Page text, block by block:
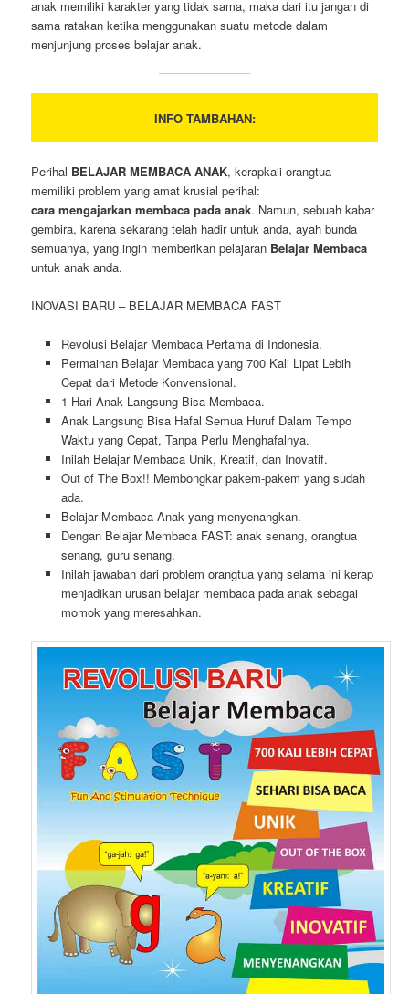
anak memiliki karakter yang tidak sama, maka dari itu jangan di
sama ratakan ketika menggunakan suatu metode dalam
menjunjung proses belajar anak.
INFO TAMBAHAN:
Perihal BELAJAR MEMBACA ANAK, kerapkali orangtua
memiliki problem yang amat krusial perihal:
cara mengajarkan membaca pada anak. Namun, sebuah kabar
gembira, karena sekarang telah hadir untuk anda, ayah bunda
semuanya, yang ingin memberikan pelajaran Belajar Membaca
untuk anak anda.
INOVASI BARU – BELAJAR MEMBACA FAST
Revolusi Belajar Membaca Pertama di Indonesia.
Permainan Belajar Membaca yang 700 Kali Lipat Lebih
Cepat dari Metode Konvensional.
1 Hari Anak Langsung Bisa Membaca.
Anak Langsung Bisa Hafal Semua Huruf Dalam Tempo
Waktu yang Cepat, Tanpa Perlu Menghafalnya.
Inilah Belajar Membaca Unik, Kreatif, dan Inovatif.
Out of The Box!! Membongkar pakem-pakem yang sudah
ada.
Belajar Membaca Anak yang menyenangkan.
Dengan Belajar Membaca FAST: anak senang, orangtua
senang, guru senang.
Inilah jawaban dari problem orangtua yang selama ini kerap
menjadikan urusan belajar membaca pada anak sebagai
momok yang meresahkan.